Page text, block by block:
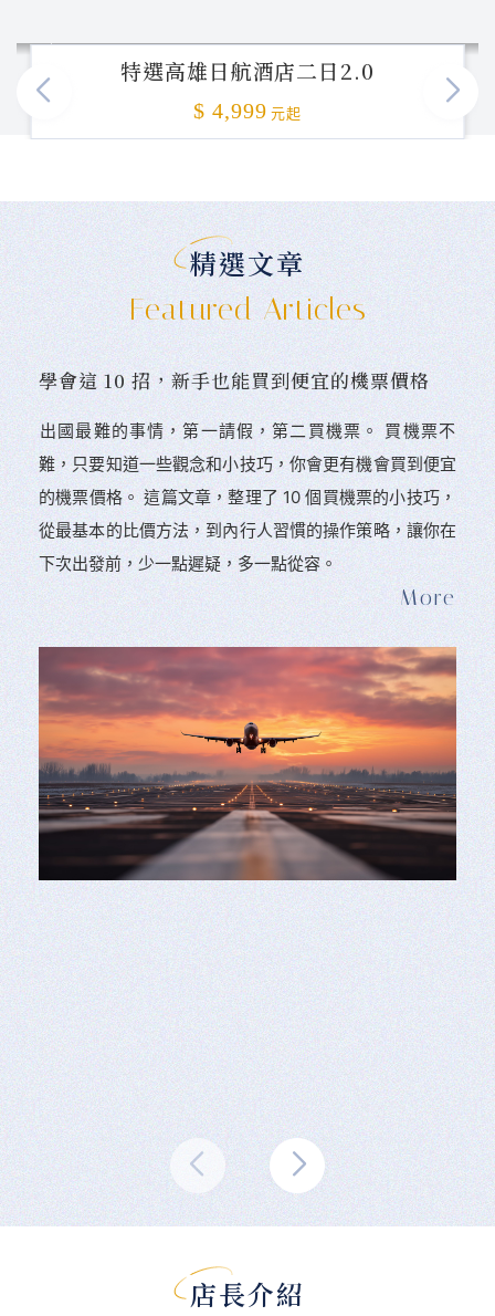
特選高雄日航酒店二日2.0
$ 4,999 元起
精選文章
Featured Articles
學會這 10 招，新手也能買到便宜的機票價格
󠀠出國最難的事情，第一請假，第二買機票。 󠀠買機票不
難，只要知道一些觀念和小技巧，你會更有機會買到便宜
的機票價格。 這篇文章，整理了 10 個買機票的小技巧，
從最基本的比價方法，到內行人習慣的操作策略，讓你在
下次出發前，少一點遲疑，多一點從容。
店長介紹